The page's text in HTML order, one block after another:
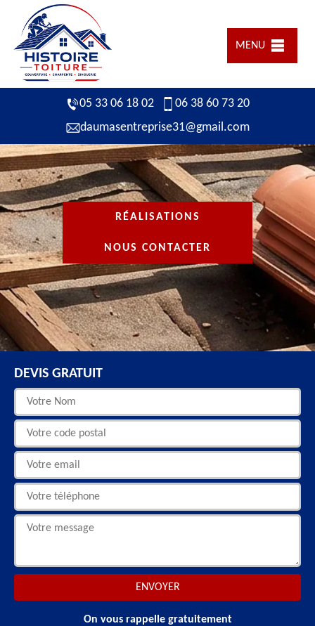
MENU
05 33 06 18 02
06 38 60 73 20
daumasentreprise31@gmail.com
RÉALISATIONS
NOUS CONTACTER
DEVIS GRATUIT
On vous rappelle gratuitement